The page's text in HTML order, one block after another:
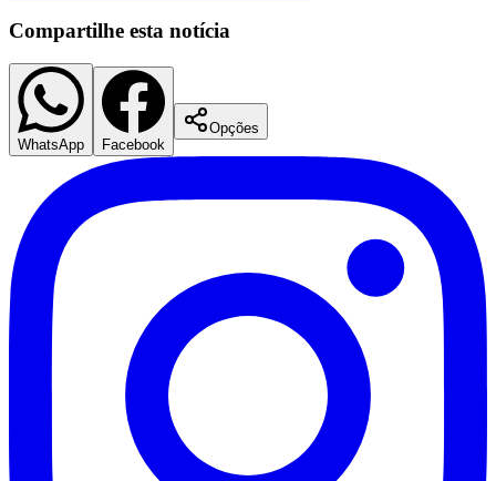
Compartilhe esta notícia
WhatsApp Facebook
Opções